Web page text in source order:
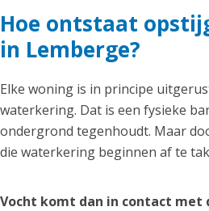
Hoe ontstaat
in Lemberge?
Elke woning is in principe
waterkering. Dat is een fysieke
ondergrond tegenhoudt. Maar
die waterkering beginnen af te
Vocht komt dan in contact met